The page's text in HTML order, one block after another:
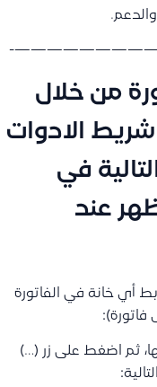
من خلال
الادوات
في
عند
أي خانة في الفاتورة
فاتورة):
ثم اضغط على زر (…)